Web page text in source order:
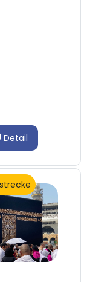
Detail